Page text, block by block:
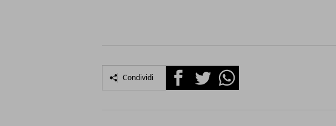
Condividi FacebookTwitterWhatsapp